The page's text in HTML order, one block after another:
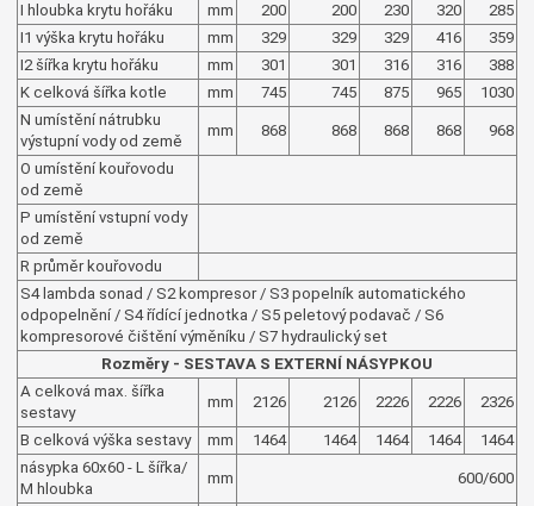
I hloubka krytu hořáku mm 200 200 230 320
285
I1 výška krytu hořáku
mm 329 329 329 416
359
I2 šířka krytu hořáku
mm 301 301 316 316
388
K celková šířka kotle
mm 745 745 875 965
1030
N umístění nátrubku
výstupní vody od země
mm 868 868 868 868 968
O umístění kouřovodu
od země
P umístění vstupní vody
od země
R průměr kouřovodu
S4 lambda sonad / S2 kompresor / S3 popelník automatického
odpopelnění / S4 řídící jednotka / S5 peletový podavač / S6
kompresorové čištění výměníku / S7 hydraulický set
Rozměry - SESTAVA S EXTERNÍ NÁSYPKOU
A celková max. šířka
sestavy
mm 2126 2126 2226 2226 2326
B celková výška sestavy mm 1464 1464 1464 1464
1464
násypka 60x60 - L šířka/
M hloubka
mm 600/600